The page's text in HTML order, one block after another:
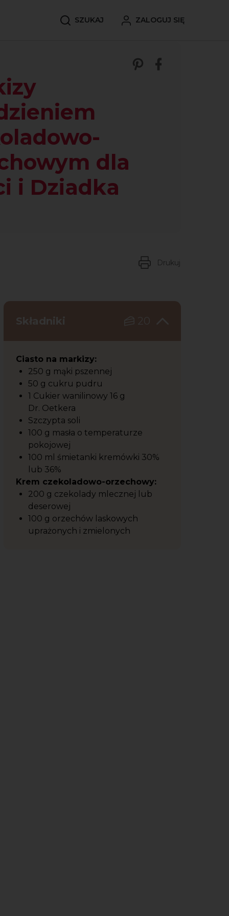
SZUKAJ ZALOGUJ SIĘ
dla
i Dziadka
Zobacz nasze
Udostępnij
Drukuj
Składniki 20
Ciasto na markizy:
250 g mąki pszennej
50 g cukru pudru
1 Cukier wanilinowy 16 g
Dr. Oetkera
Szczypta soli
100 g masła o temperaturze
pokojowej
100 ml śmietanki kremówki 30%
lub 36%
Krem czekoladowo-orzechowy:
200 g czekolady mlecznej lub
deserowej
100 g orzechów laskowych
uprażonych i zmielonych